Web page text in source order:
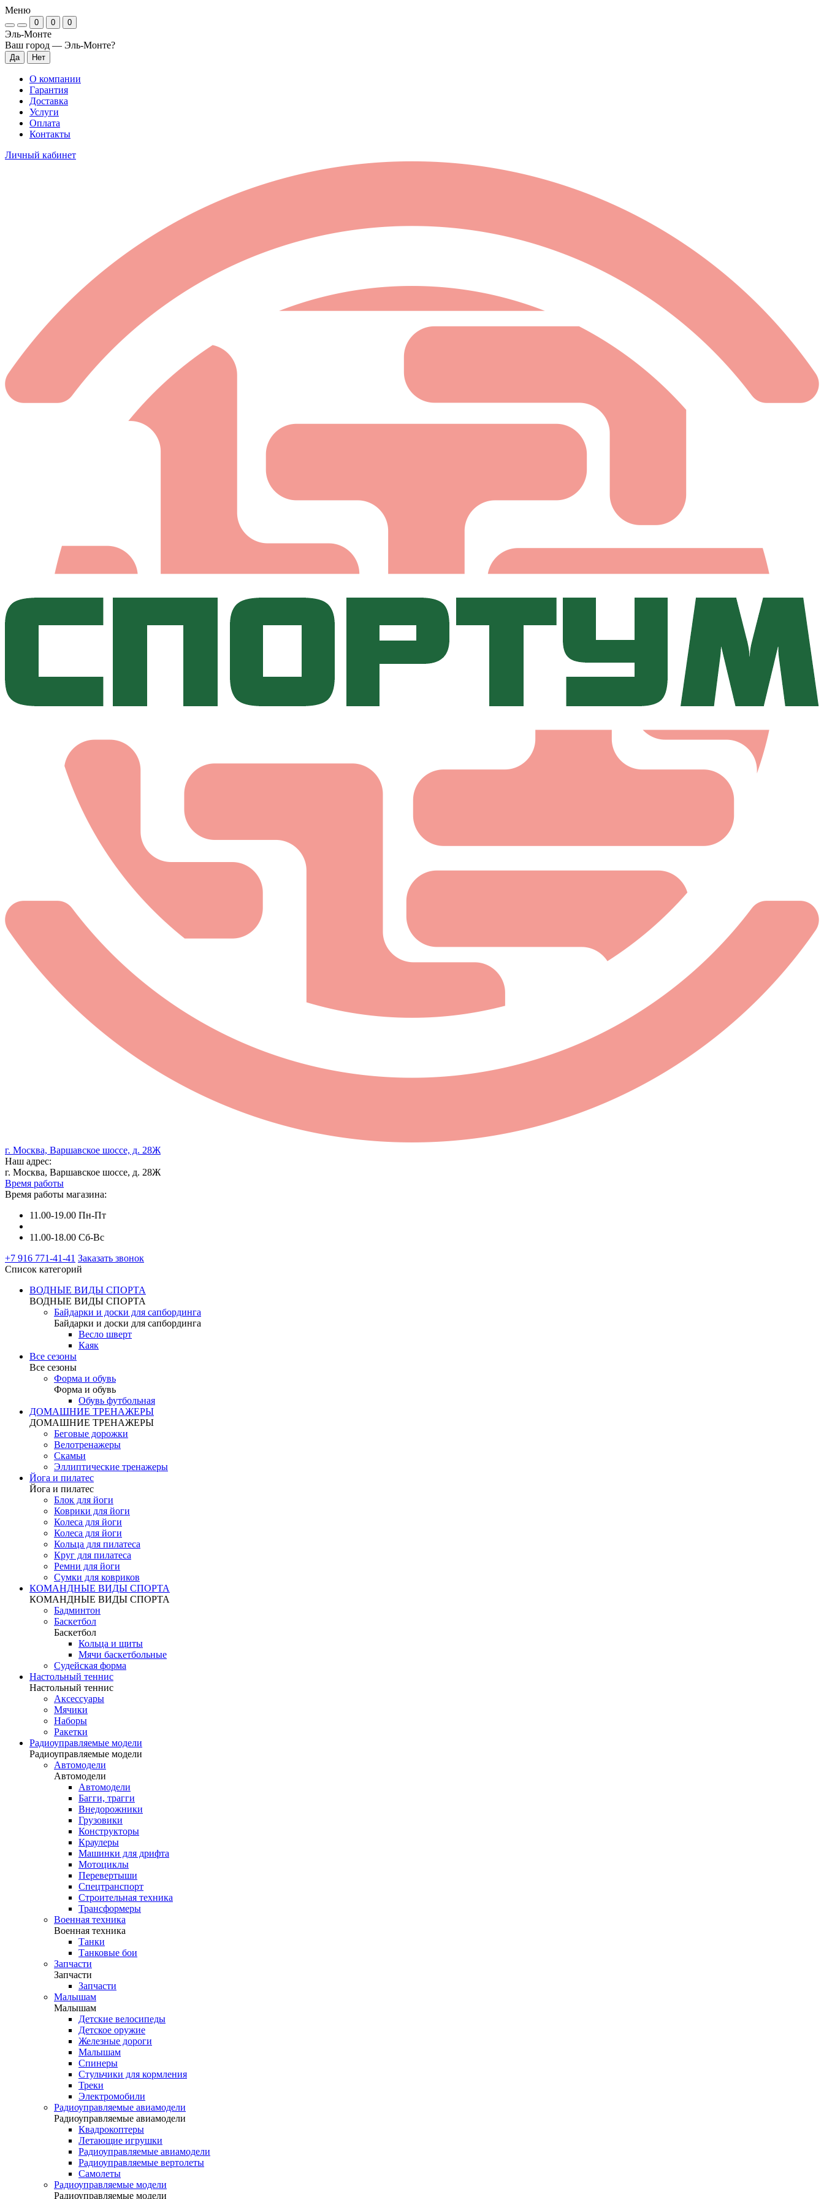
Меню
0 0 0
Эль-Монте
Ваш город — Эль-Монте?
О компании
Гарантия
Доставка
Услуги
Оплата
Контакты
Личный кабинет
г. Москва, Варшавское шоссе, д. 28Ж
Наш адрес:
г. Москва, Варшавское шоссе, д. 28Ж
Время работы
Время работы магазина:
11.00-19.00 Пн-Пт
11.00-18.00 Сб-Вс
+7 916 771-41-41 Заказать звонок
Список категорий
ВОДНЫЕ ВИДЫ СПОРТА
ВОДНЫЕ ВИДЫ СПОРТА
Байдарки и доски для сапбординга
Байдарки и доски для сапбординга
Весло шверт
Каяк
Все сезоны
Все сезоны
Форма и обувь
Форма и обувь
Обувь футбольная
ДОМАШНИЕ ТРЕНАЖЕРЫ
ДОМАШНИЕ ТРЕНАЖЕРЫ
Беговые дорожки
Велотренажеры
Скамьи
Эллиптические тренажеры
Йога и пилатес
Йога и пилатес
Блок для йоги
Коврики для йоги
Колеса для йоги
Колеса для йоги
Кольца для пилатеса
Круг для пилатеса
Ремни для йоги
Сумки для ковриков
КОМАНДНЫЕ ВИДЫ СПОРТА
КОМАНДНЫЕ ВИДЫ СПОРТА
Бадминтон
Баскетбол
Баскетбол
Кольца и щиты
Мячи баскетбольные
Судейская форма
Настольный теннис
Настольный теннис
Аксессуары
Мячики
Наборы
Ракетки
Радиоуправляемые модели
Радиоуправляемые модели
Автомодели
Автомодели
Автомодели
Багги, трагги
Внедорожники
Грузовики
Конструкторы
Краулеры
Машинки для дрифта
Мотоциклы
Перевертыши
Спецтранспорт
Строительная техника
Трансформеры
Военная техника
Военная техника
Танки
Танковые бои
Запчасти
Запчасти
Запчасти
Малышам
Малышам
Детские велосипеды
Детское оружие
Железные дороги
Малышам
Спинеры
Стульчики для кормления
Треки
Электромобили
Радиоуправляемые авиамодели
Радиоуправляемые авиамодели
Квадрокоптеры
Летающие игрушки
Радиоуправляемые авиамодели
Радиоуправляемые вертолеты
Самолеты
Радиоуправляемые модели
Радиоуправляемые модели